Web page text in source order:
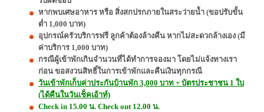
หากพบเศษอาหาร หรือ สิ่งสกปรกภายในสระว่ายน้ำ (ขอปรับขั้น
ต่ำ 1,000 บาท)
อุปกรณ์ครัวบริการฟรี ลูกค้าต้องล้างคืน หากไม่สะดวกล้างเอง (มี
ค่าบริการ 1,000 บาท)
กรณีผู้เข้าพักเกินจำนวนที่ได้ทำการจองมา โดยไม่แจ้งทางเรา
ก่อน ขอสงวนสิทธิ์ในการเข้าพักและคืนเงินทุกกรณี
วันเข้าพักเก็บค่าประกันบ้านพัก 3,000 บาท + บัตรประชาชน 1 ใบ
(ได้คืนในวันเช็คเอ้าท์)
Check in 15.00 น. Check out 12.00 น.